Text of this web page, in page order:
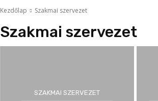
Kezdőlap Szakmai szervezet
Szakmai szervezet
SZAKMAI SZERVEZET